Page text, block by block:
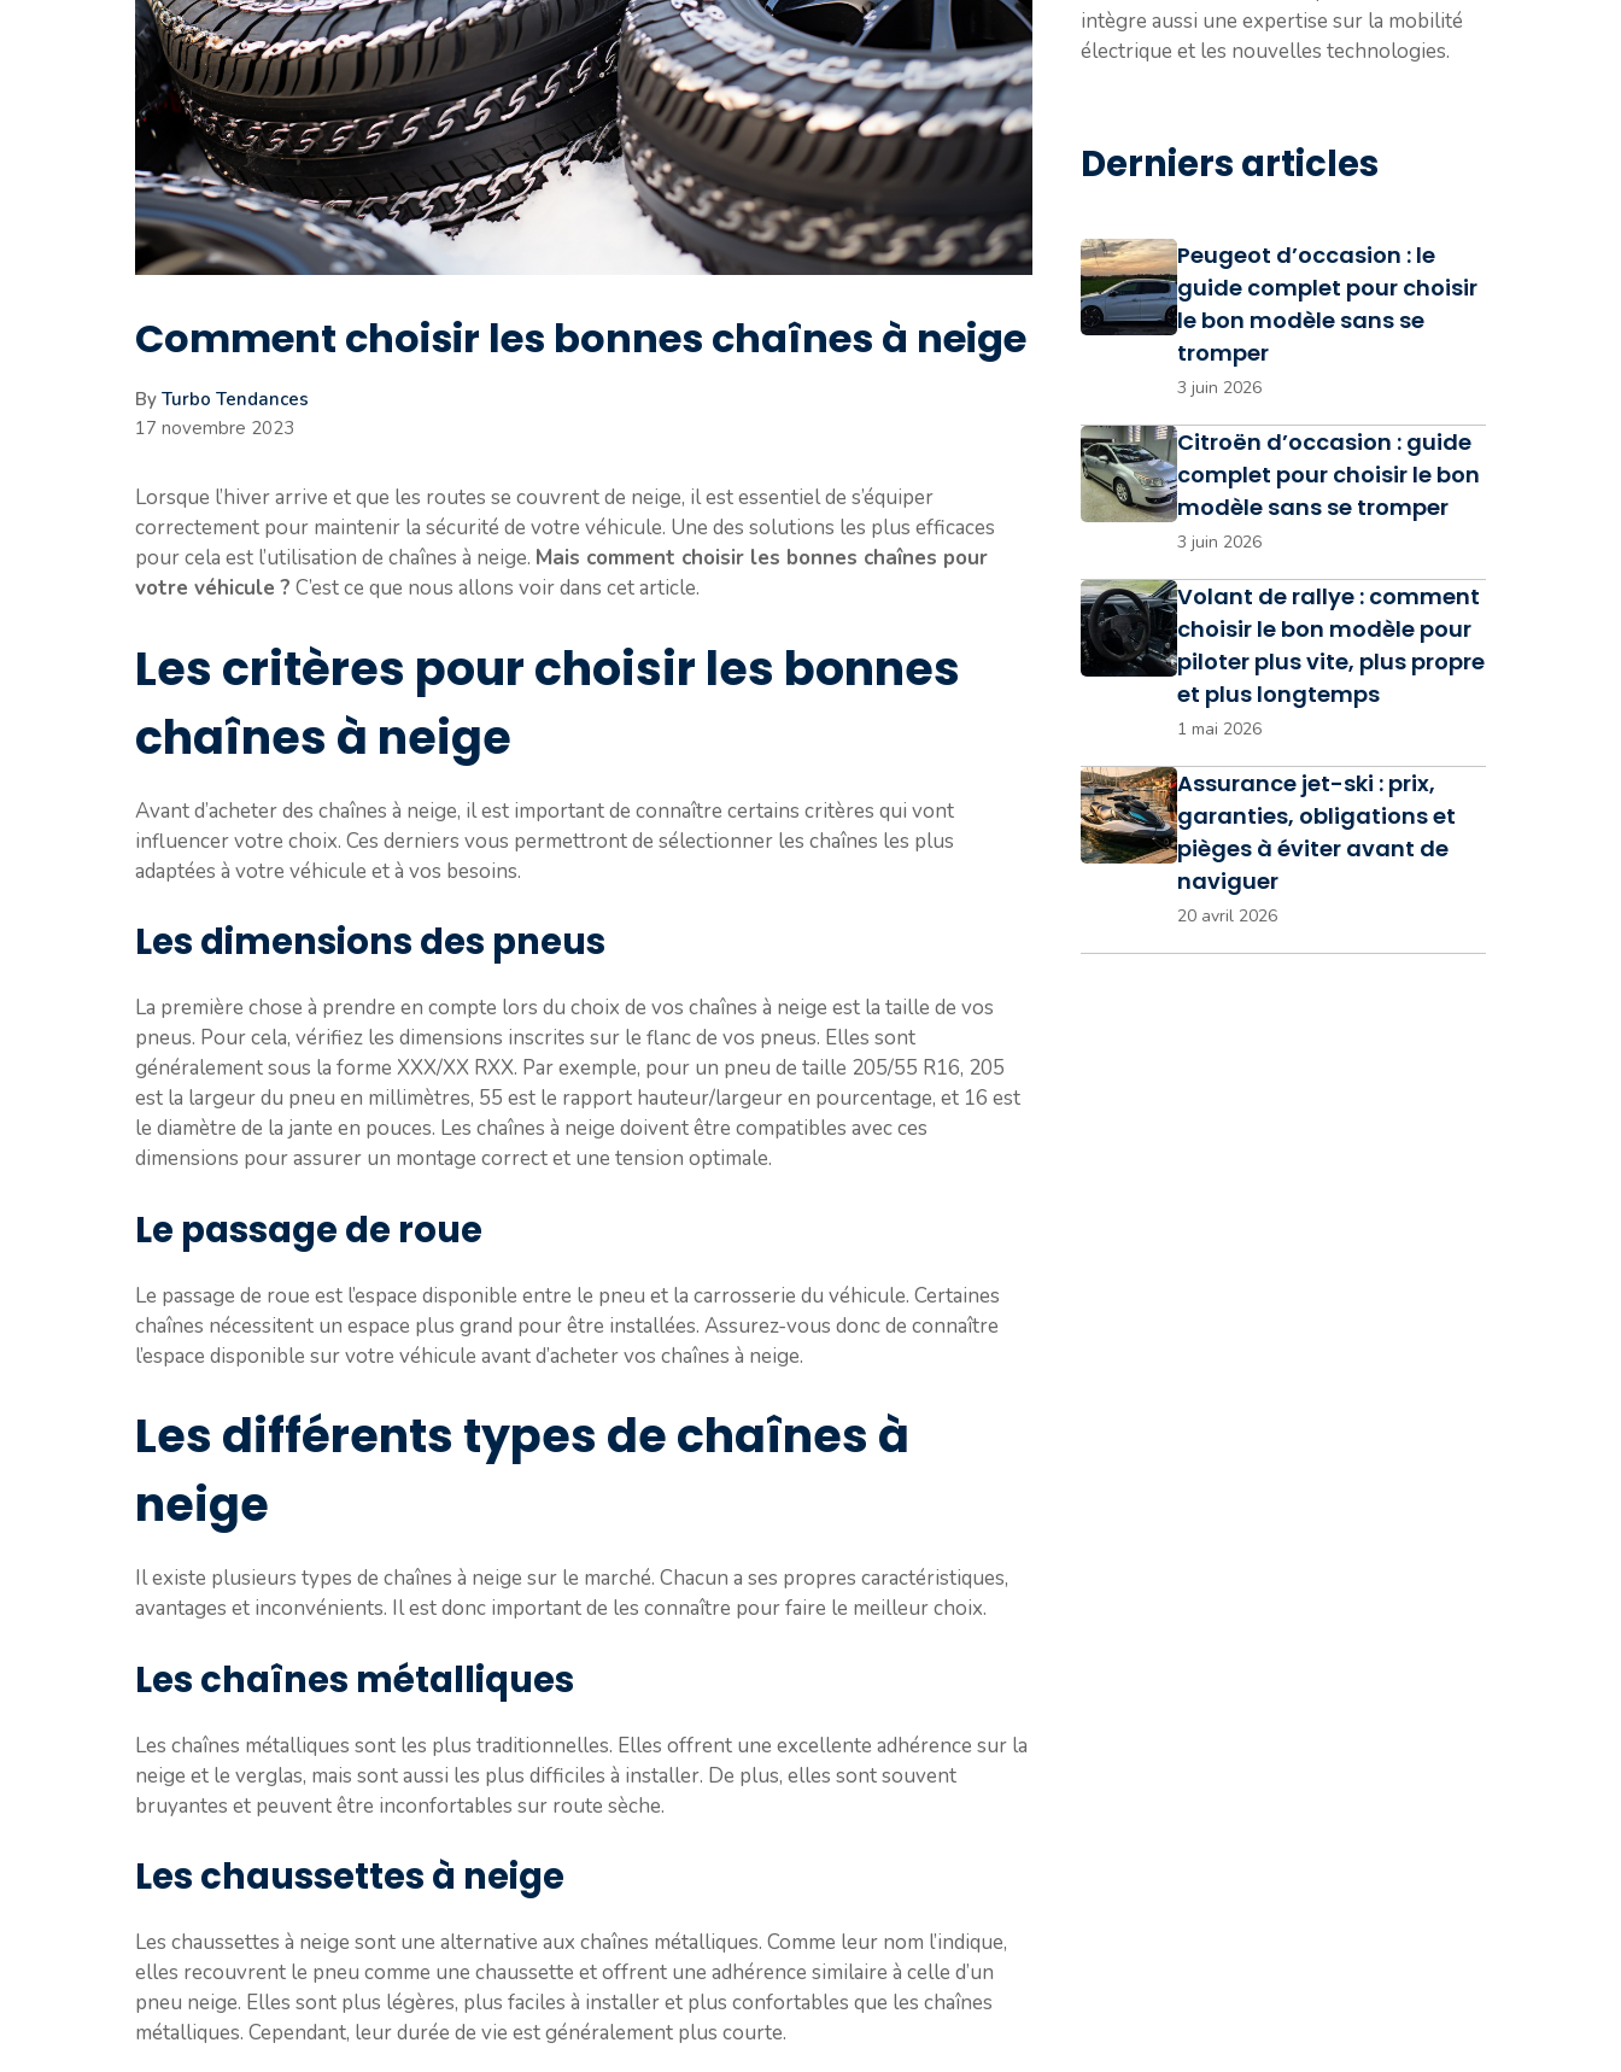
Comment choisir les bonnes chaînes à neige
By Turbo Tendances
17 novembre 2023
Lorsque l’hiver arrive et que les routes se couvrent de neige, il est essentiel de s’équiper
correctement pour maintenir la sécurité de votre véhicule. Une des solutions les plus efficaces
pour cela est l’utilisation de chaînes à neige. Mais comment choisir les bonnes chaînes pour
votre véhicule ? C’est ce que nous allons voir dans cet article.
Les critères pour choisir les bonnes
chaînes à neige
Avant d’acheter des chaînes à neige, il est important de connaître certains critères qui vont
influencer votre choix. Ces derniers vous permettront de sélectionner les chaînes les plus
adaptées à votre véhicule et à vos besoins.
Les dimensions des pneus
La première chose à prendre en compte lors du choix de vos chaînes à neige est la taille de vos
pneus. Pour cela, vérifiez les dimensions inscrites sur le flanc de vos pneus. Elles sont
généralement sous la forme XXX/XX RXX. Par exemple, pour un pneu de taille 205/55 R16, 205
est la largeur du pneu en millimètres, 55 est le rapport hauteur/largeur en pourcentage, et 16 est
le diamètre de la jante en pouces. Les chaînes à neige doivent être compatibles avec ces
dimensions pour assurer un montage correct et une tension optimale.
Le passage de roue
Le passage de roue est l’espace disponible entre le pneu et la carrosserie du véhicule. Certaines
chaînes nécessitent un espace plus grand pour être installées. Assurez-vous donc de connaître
l’espace disponible sur votre véhicule avant d’acheter vos chaînes à neige.
Les différents types de chaînes à
neige
Il existe plusieurs types de chaînes à neige sur le marché. Chacun a ses propres caractéristiques,
avantages et inconvénients. Il est donc important de les connaître pour faire le meilleur choix.
Les chaînes métalliques
Les chaînes métalliques sont les plus traditionnelles. Elles offrent une excellente adhérence sur la
neige et le verglas, mais sont aussi les plus difficiles à installer. De plus, elles sont souvent
bruyantes et peuvent être inconfortables sur route sèche.
Les chaussettes à neige
Les chaussettes à neige sont une alternative aux chaînes métalliques. Comme leur nom l’indique,
elles recouvrent le pneu comme une chaussette et offrent une adhérence similaire à celle d’un
pneu neige. Elles sont plus légères, plus faciles à installer et plus confortables que les chaînes
métalliques. Cependant, leur durée de vie est généralement plus courte.
intègre aussi une expertise sur la mobilité
électrique et les nouvelles technologies.
Derniers articles
Peugeot d’occasion : le
guide complet pour choisir
le bon modèle sans se
tromper
3 juin 2026
Citroën d’occasion : guide
complet pour choisir le bon
modèle sans se tromper
3 juin 2026
Volant de rallye : comment
choisir le bon modèle pour
piloter plus vite, plus propre
et plus longtemps
1 mai 2026
Assurance jet-ski : prix,
garanties, obligations et
pièges à éviter avant de
naviguer
20 avril 2026